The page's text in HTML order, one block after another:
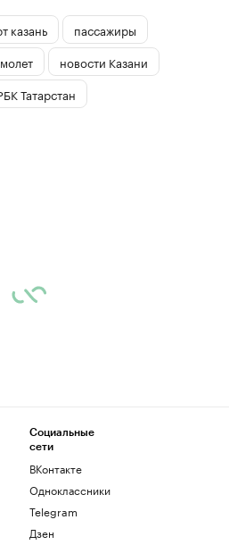
казань
пассажиры
новости Казани
Татарстан
Социальные
сети
ВКонтакте
Одноклассники
Telegram
Дзен